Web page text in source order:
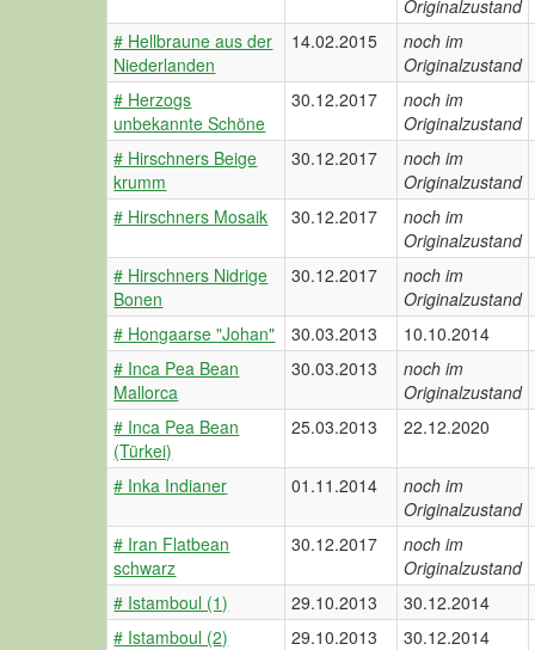
Originalzustand
# Hellbraune aus der
Niederlanden
14.02.2015
noch im
Originalzustand
# Herzogs
unbekannte Schöne
30.12.2017
noch im
Originalzustand
# Hirschners Beige
krumm
30.12.2017
noch im
Originalzustand
# Hirschners Mosaik
30.12.2017
noch im
Originalzustand
# Hirschners Nidrige
Bonen
30.12.2017
noch im
Originalzustand
# Hongaarse "Johan"
30.03.2013
10.10.2014
# Inca Pea Bean
Mallorca
30.03.2013
noch im
Originalzustand
# Inca Pea Bean
(Türkei)
25.03.2013 22.12.2020
# Inka Indianer 01.11.2014
noch im
Originalzustand
# Iran Flatbean
schwarz
30.12.2017
noch im
Originalzustand
# Istamboul (1)
29.10.2013
30.12.2014
# Istamboul (2)
29.10.2013
30.12.2014